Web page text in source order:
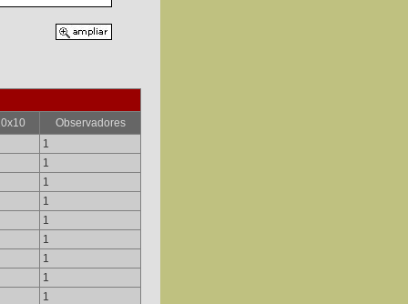
Observadores
1
1
1
1
1
1
1
1
1